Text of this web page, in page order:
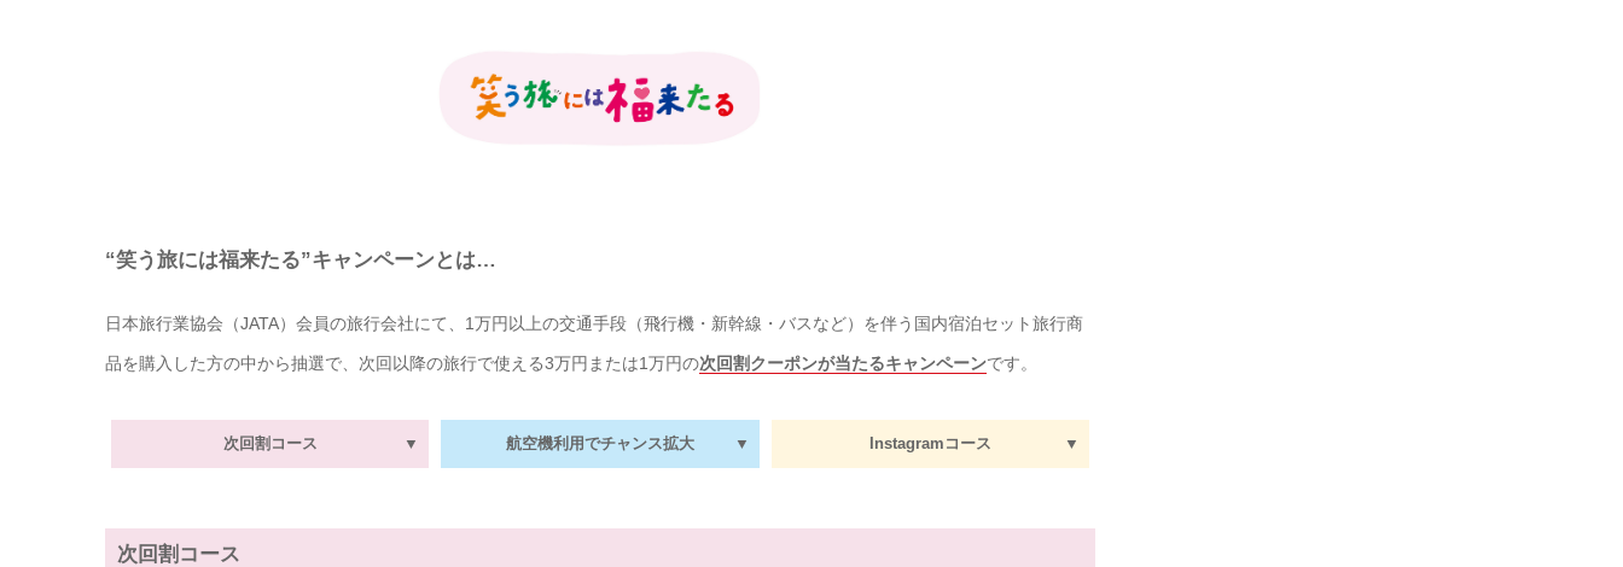
“笑う旅には福来たる”キャンペーンとは…
日本旅行業協会（JATA）会員の旅行会社にて、1万円以上の交通手段（飛行機・新幹線・バスなど）を伴う国内宿泊セット旅行商
品を購入した方の中から抽選で、次回以降の旅行で使える3万円または1万円の次回割クーポンが当たるキャンペーンです。
次回割コース ▼ 航空機利用でチャンス拡大 ▼ Instagramコース ▼
次回割コース